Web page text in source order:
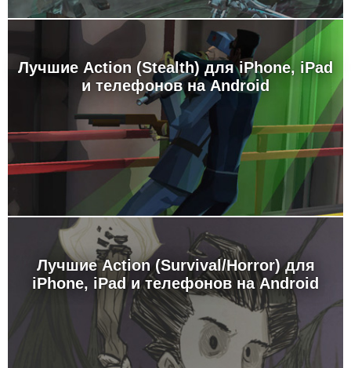
Лучшие Action (Stealth) для iPhone, iPad
и телефонов на Android
Лучшие Action (Survival/Horror) для
iPhone, iPad и телефонов на Android